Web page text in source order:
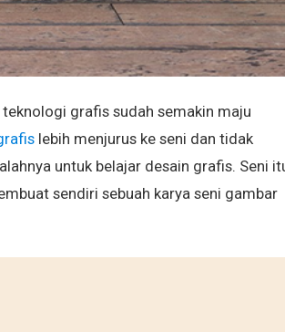
grafis sudah semakin maju
lebih menjurus ke seni dan tidak
untuk belajar desain grafis. Seni
sendiri sebuah karya seni gambar